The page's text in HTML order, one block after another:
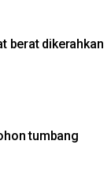
berat dikerahkan
tumbang